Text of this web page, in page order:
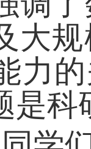
大
力
是科